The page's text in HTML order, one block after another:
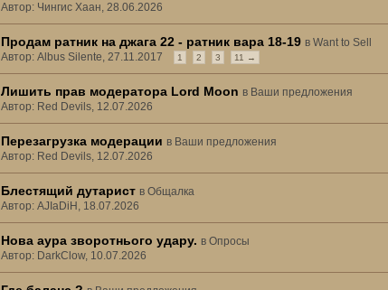
Автор: Чингис Хаан, 28.06.2026
Продам ратник на джага 22 - ратник вара 18-19 вWant to Sell
Автор: Albus Silente, 27.11.2017
1 2 3 11 →
Лишить прав модератора Lord Moon в Ваши предложения
Автор: Red Devils, 12.07.2026
Перезагрузка модерации в Ваши предложения
Автор: Red Devils, 12.07.2026
Блестящий дутарист вОбщалка
Автор: AJIaDiH, 18.07.2026
Нова аура зворотнього удару. вОпросы
Автор: DarkClow, 10.07.2026